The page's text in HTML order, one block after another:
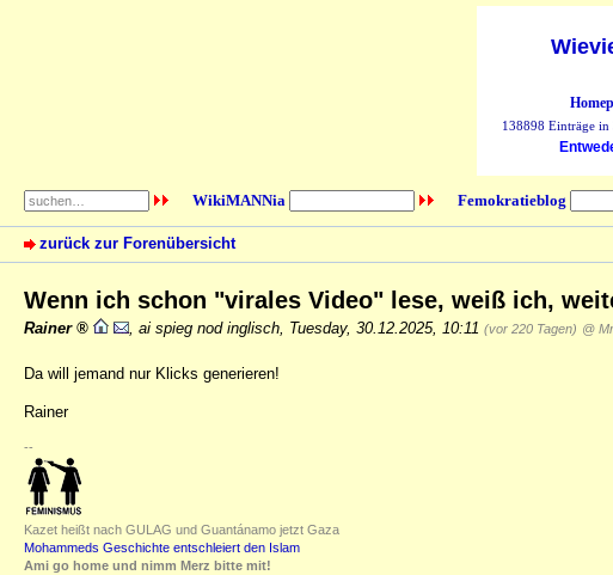
138898 Einträge in
WikiMANNia Femokratieblog
zurück zur Forenübersicht
Wenn ich schon "virales Video" lese, weiß ich,
Rainer ai spieg nod inglisch Tuesday, 30.12.2025, 10:11 (vor 220 Tagen) @
Da will jemand nur Klicks generieren!
Rainer
--
Kazet heißt nach GULAG und Guantánamo jetzt Gaza
Mohammeds Geschichte entschleiert den Islam
Ami go home und nimm Merz bitte mit!